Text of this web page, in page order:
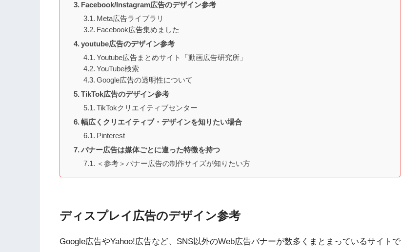
Facebook/Instagram広告のデザイン参考
Meta広告ライブラリ
Facebook広告集めました
youtube広告のデザイン参考
Youtube広告まとめサイト「動画広告研究所」
YouTube検索
Google広告の透明性について
TikTok広告のデザイン参考
TikTokクリエイティブセンター
幅広くクリエイティブ・デザインを知りたい場合
Pinterest
バナー広告は媒体ごとに違った特徴を持つ
＜参考＞バナー広告の制作サイズが知りたい方
ディスプレイ広告のデザイン参考
Google広告やYahoo!広告など、SNS以外のWeb広告バナーが数多くまとまっているサイトで